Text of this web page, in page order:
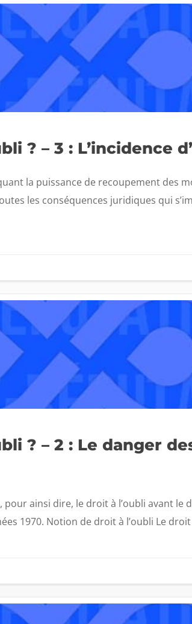
? – 3 : L’incidence
la puissance de recoupement des
les conséquences juridiques qui
? – 2 : Le danger
ainsi dire, le droit à l’oubli avant le
1970. Notion de droit à l’oubli Le